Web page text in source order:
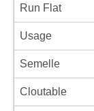
Run Flat
Usage
Semelle
Cloutable